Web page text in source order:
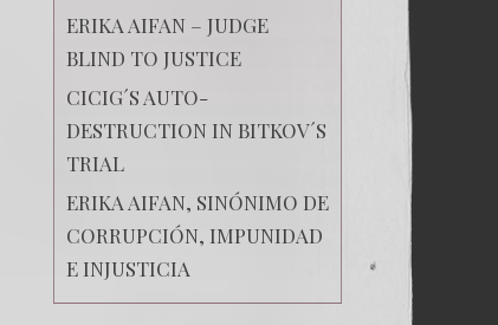
ERIKA AIFAN – JUDGE
BLIND TO JUSTICE
CICIG´S AUTO-
DESTRUCTION IN BITKOV´S
TRIAL
ERIKA AIFAN, SINÓNIMO DE
CORRUPCIÓN, IMPUNIDAD
E INJUSTICIA